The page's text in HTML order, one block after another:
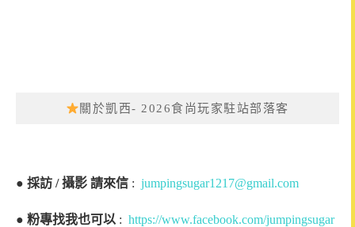
關於凱西- 2026食尚玩家駐站部落客
● 採訪 / 攝影 請來信 : jumpingsugar1217@gmail.com
● 粉專找我也可以 : https://www.facebook.com/jumpingsugar